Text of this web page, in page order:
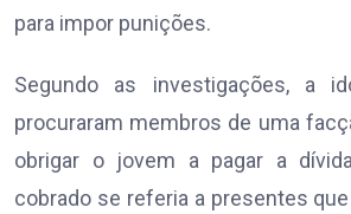
para impor punições.
Segundo as investigações, a
procuraram membros de uma
obrigar o jovem a pagar a
cobrado se referia a presentes